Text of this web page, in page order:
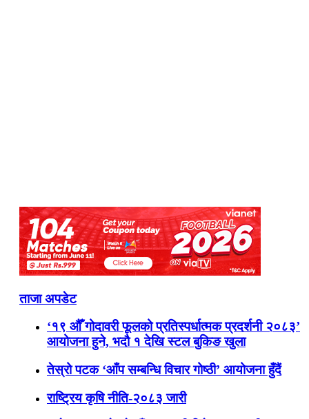
ताजा अपडेट
‘१९ औँ गोदावरी फूलको प्रतिस्पर्धात्मक प्रदर्शनी २०८३’
आयोजना हुने, भदौ १ देखि स्टल बुकिङ खुला
तेस्रो पटक ‘आँप सम्बन्धि विचार गोष्ठी’ आयोजना हुँदैं
राष्ट्रिय कृषि नीति-२०८३ जारी